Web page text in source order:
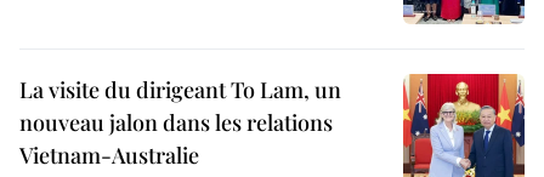
La visite du dirigeant To Lam, un
nouveau jalon dans les relations
Vietnam-Australie